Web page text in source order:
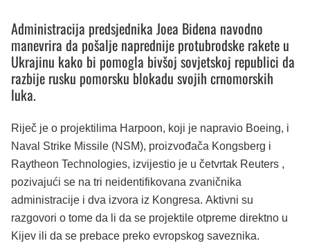
Administracija predsjednika Joea Bidena navodno
manevrira da pošalje naprednije protubrodske rakete u
Ukrajinu kako bi pomogla bivšoj sovjetskoj republici da
razbije rusku pomorsku blokadu svojih crnomorskih
luka.
Riječ je o projektilima Harpoon, koji je napravio Boeing, i
Naval Strike Missile (NSM), proizvođača Kongsberg i
Raytheon Technologies, izvijestio je u četvrtak Reuters ,
pozivajući se na tri neidentifikovana zvaničnika
administracije i dva izvora iz Kongresa. Aktivni su
razgovori o tome da li da se projektile otpreme direktno u
Kijev ili da se prebace preko evropskog saveznika.